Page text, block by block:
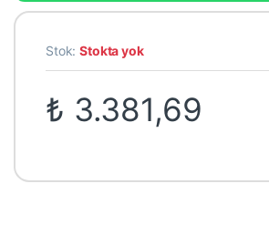
Stok:Stokta yok
₺ 3.381,69